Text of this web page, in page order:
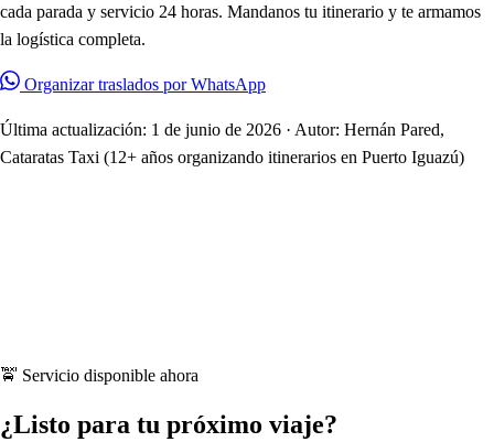
cada parada y servicio 24 horas. Mandanos tu itinerario y te armamos
la logística completa.
Organizar traslados por WhatsApp
Última actualización: 1 de junio de 2026 · Autor: Hernán Pared,
Cataratas Taxi (12+ años organizando itinerarios en Puerto Iguazú)
🚖 Servicio disponible ahora
¿Listo para tu próximo viaje?